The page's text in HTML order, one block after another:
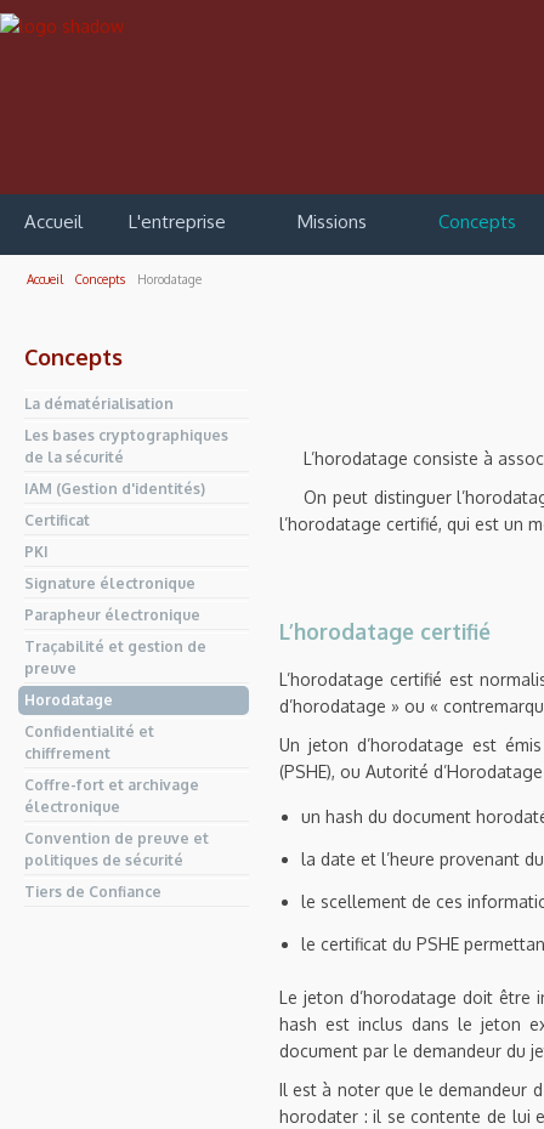
Accueil L'entreprise Missions Concepts
Accueil Concepts Horodatage
Concepts
La dématérialisation
Les bases cryptographiques
de la sécurité
IAM (Gestion d'identités)
Certificat
PKI
Signature électronique
Parapheur électronique
Traçabilité et gestion de
preuve
Horodatage
Confidentialité et
chiffrement
Coffre-fort et archivage
électronique
Convention de preuve et
politiques de sécurité
Tiers de Confiance
L’horodatage consiste à
On peut distinguer
l’horodatage certifié, qui est un
L’horodatage certifié
L’horodatage certifié est
d’horodatage » ou «
Un jeton d’horodatage est
(PSHE), ou Autorité
un hash du document
la date et l’heure provenant
le scellement de ces
le certificat du PSHE
Le jeton d’horodatage doit être
hash est inclus dans le jeton
document par le demandeur du
Il est à noter que le demandeur
horodater : il se contente de lui